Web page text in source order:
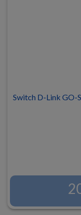
Switch D-Link GO-